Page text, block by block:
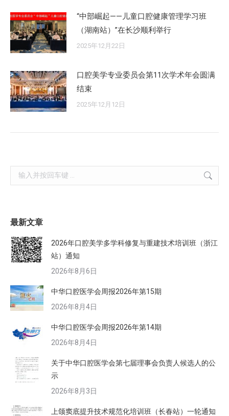
“中部崛起——儿童口腔健康管理学习班
（湖南站）”在长沙顺利举行
2025年12月22日
口腔美学专业委员会第11次学术年会圆满
结束
2025年12月12日
Search:
最新文章
2026年口腔美学多学科修复与重建技术培训班（浙江
站）通知
2026年8月6日
中华口腔医学会周报2026年第15期
2026年8月4日
中华口腔医学会周报2026年第14期
2026年8月4日
关于中华口腔医学会第七届理事会负责人候选人的公
示
2026年8月3日
上颌窦底提升技术规范化培训班（长春站）一轮通知